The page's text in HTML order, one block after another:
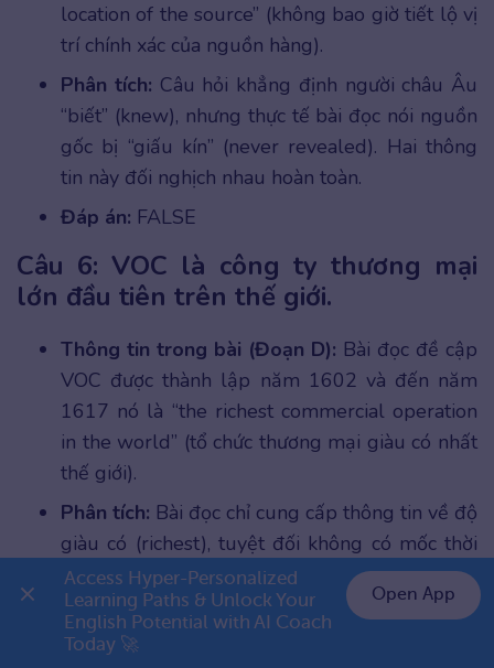
location of the source” (không bao giờ tiết lộ vị
trí chính xác của nguồn hàng).
Phân tích: Câu hỏi khẳng định người châu Âu
“biết” (knew), nhưng thực tế bài đọc nói nguồn
gốc bị “giấu kín” (never revealed). Hai thông
tin này đối nghịch nhau hoàn toàn.
Đáp án: FALSE
Câu 6: VOC là công ty thương mại
lớn đầu tiên trên thế giới.
Thông tin trong bài (Đoạn D): Bài đọc đề cập
VOC được thành lập năm 1602 và đến năm
1617 nó là “the richest commercial operation
in the world” (tổ chức thương mại giàu có nhất
thế giới).
Phân tích: Bài đọc chỉ cung cấp thông tin về độ
giàu có (richest), tuyệt đối không có mốc thời
gian hay từ khóa nào khẳng định đây là công ty
đầu tiên (first) trên thế giới. Chúng ta không
thể tự suy luận.
👉 Premium 1 năm chỉ 799K
Access Hyper-Personalized
Learning Paths & Unlock Your
English Potential with AI Coach
Today 🚀
Open App